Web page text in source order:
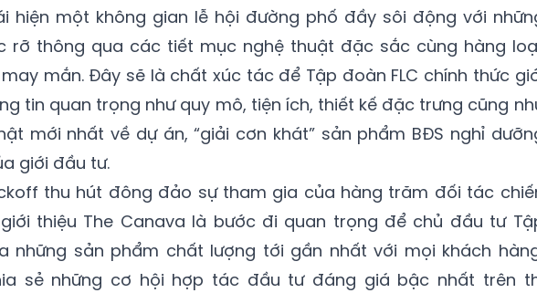
hiện một không gian lễ hội đường phố đầy sôi động với
rỡ thông qua các tiết mục nghệ thuật đặc sắc cùng hàng
mắn. Đây sẽ là chất xúc tác để Tập đoàn FLC chính thức
tin quan trọng như quy mô, tiện ích, thiết kế đặc trưng cũng
mới nhất về dự án, “giải cơn khát” sản phẩm BĐS nghỉ
giới đầu tư.
thu hút đông đảo sự tham gia của hàng trăm đối tác
thiệu The Canava là bước đi quan trọng để chủ đầu tư
những sản phẩm chất lượng tới gần nhất với mọi khách
sẻ những cơ hội hợp tác đầu tư đáng giá bậc nhất trên